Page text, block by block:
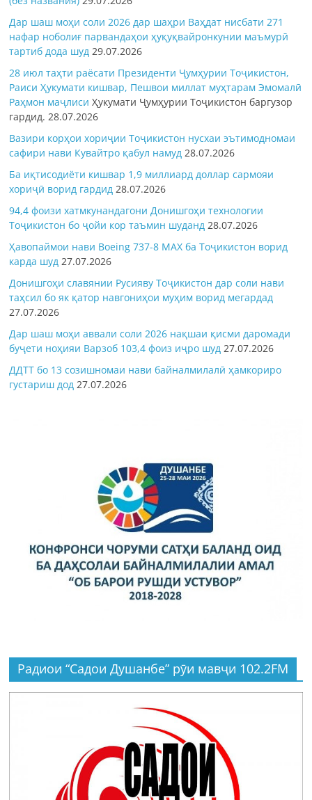
Дар шаш моҳи соли 2026 дар шаҳри Ваҳдат нисбати 271
нафар ноболиғ парвандаҳои ҳуқуқвайронкунии маъмурӣ
тартиб дода шуд 29.07.2026
28 июл таҳти раёсати Президенти Ҷумҳурии Тоҷикистон,
Раиси Ҳукумати кишвар, Пешвои миллат муҳтарам Эмомалӣ
Раҳмон маҷлисиҲукумати Ҷумҳурии Тоҷикистон баргузор
гардид.28.07.2026
Вазири корҳои хориҷии Тоҷикистон нусхаи эътимодномаи
сафири нави Кувайтро қабул намуд 28.07.2026
Ба иқтисодиёти кишвар 1,9 миллиард доллар сармояи
хориҷӣ ворид гардид 28.07.2026
94,4 фоизи хатмкунандагони Донишгоҳи технологии
Тоҷикистон бо ҷойи кор таъмин шуданд 28.07.2026
Ҳавопаймои нави Boeing 737-8 MAX ба Тоҷикистон ворид
карда шуд 27.07.2026
Донишгоҳи славянии Русияву Тоҷикистон дар соли нави
таҳсил бо як қатор навгониҳои муҳим ворид мегардад
27.07.2026
Дар шаш моҳи аввали соли 2026 нақшаи қисми даромади
буҷети ноҳияи Варзоб 103,4 фоиз иҷро шуд 27.07.2026
ДДТТ бо 13 созишномаи нави байналмилалӣ ҳамкориро
густариш дод 27.07.2026
Радиои “Садои Душанбе” рӯи мавҷи 102.2FM